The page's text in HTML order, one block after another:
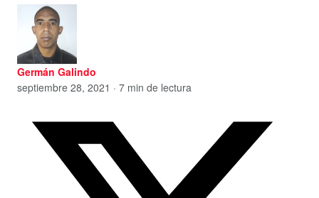
Germán Galindo
septiembre 28, 2021 · 7 min de lectura